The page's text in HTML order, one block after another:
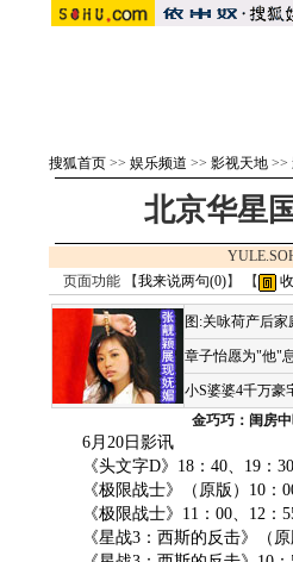
搜狐首页 >> 娱乐频道 >> 影视天地 >>
北京华星
页面功能 【我来说两句(0)】 【
图:关咏荷产后
章子怡愿为"他"
小S婆婆4千万豪
金巧巧：闺房
6月20日影讯
《头文字D》18：40、19：30
《极限战士》（原版）10：00
《极限战士》11：00、12：55
《星战3：西斯的反击》（原